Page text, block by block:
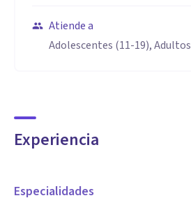
Atiende a
Adolescentes (11-19), Adultos
Experiencia
Especialidades